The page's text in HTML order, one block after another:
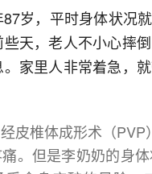
岁，平时身体状况
天，老人不小心摔
家里人非常着急，
皮椎体成形术（
。但是李奶奶的身